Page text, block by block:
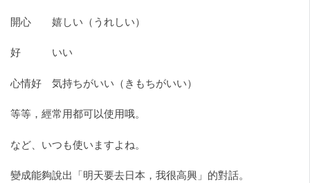
開心 嬉しい（うれしい）
好 いい
心情好 気持ちがいい（きもちがいい）
等等，經常用都可以使用哦。
など、いつも使いますよね。
變成能夠說出「明天要去日本，我很高興」的對話。